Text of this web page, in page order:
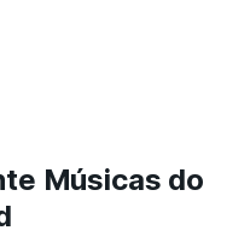
Músicas do